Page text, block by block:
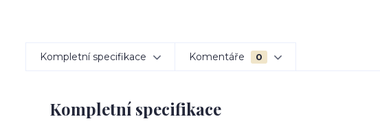
Kompletní specifikace Komentáře 0
Kompletní specifikace